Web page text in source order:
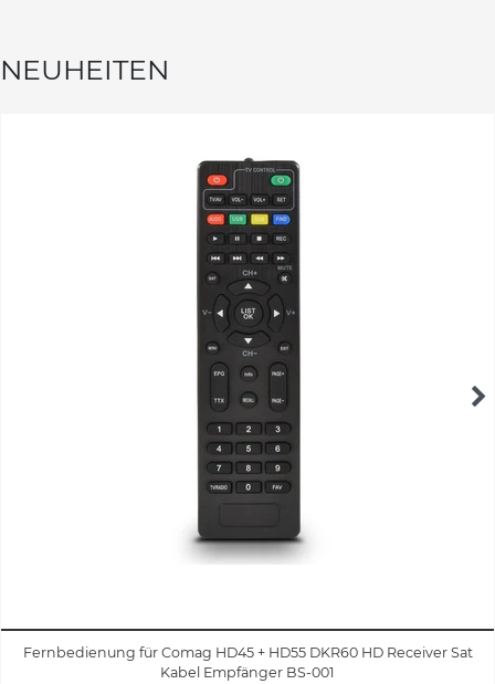
NEUHEITEN
Fernbedienung für Comag HD45 + HD55 DKR60 HD Receiver Sat
Kabel Empfänger BS-001